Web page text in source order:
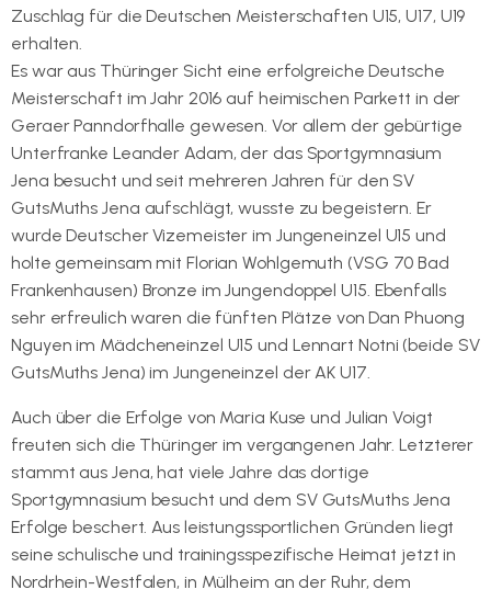
Zuschlag für die Deutschen Meisterschaften U15, U17, U19
erhalten.
Es war aus Thüringer Sicht eine erfolgreiche Deutsche
Meisterschaft im Jahr 2016 auf heimischen Parkett in der
Geraer Panndorfhalle gewesen. Vor allem der gebürtige
Unterfranke Leander Adam, der das Sportgymnasium
Jena besucht und seit mehreren Jahren für den SV
GutsMuths Jena aufschlägt, wusste zu begeistern. Er
wurde Deutscher Vizemeister im Jungeneinzel U15 und
holte gemeinsam mit Florian Wohlgemuth (VSG 70 Bad
Frankenhausen) Bronze im Jungendoppel U15. Ebenfalls
sehr erfreulich waren die fünften Plätze von Dan Phuong
Nguyen im Mädcheneinzel U15 und Lennart Notni (beide SV
GutsMuths Jena) im Jungeneinzel der AK U17.
Auch über die Erfolge von Maria Kuse und Julian Voigt
freuten sich die Thüringer im vergangenen Jahr. Letzterer
stammt aus Jena, hat viele Jahre das dortige
Sportgymnasium besucht und dem SV GutsMuths Jena
Erfolge beschert. Aus leistungssportlichen Gründen liegt
seine schulische und trainingsspezifische Heimat jetzt in
Nordrhein-Westfalen, in Mülheim an der Ruhr, dem